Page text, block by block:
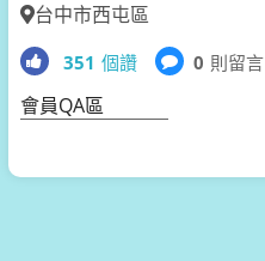
台中市西屯區
351 個讚 0 則留言
會員QA區